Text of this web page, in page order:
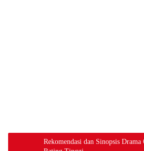
Rekomendasi dan Sinopsis Drama